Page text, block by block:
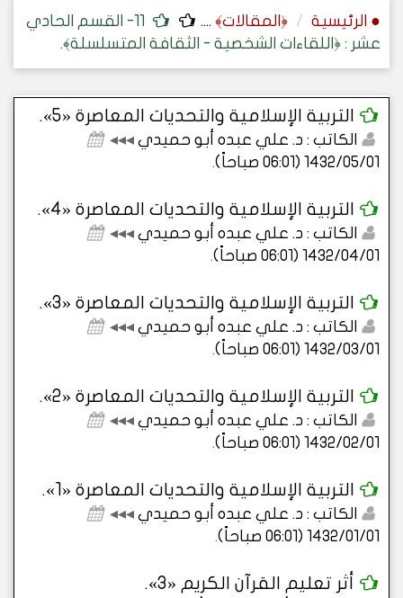
● الرئيسية ﴿المقالات﴾ ....
11- القسم الحادي
عشر : ﴿اللقاءات الشخصية - الثقافة المتسلسلة﴾.
التربية الإسلامية والتحديات المعاصرة «5».
الكاتب : د. علي عبده أبو حميدي ◂◂◂
1432/05/01 (06:01 صباحاً)
.
التربية الإسلامية والتحديات المعاصرة «4».
الكاتب : د. علي عبده أبو حميدي ◂◂◂
1432/04/01 (06:01 صباحاً)
.
التربية الإسلامية والتحديات المعاصرة «3».
الكاتب : د. علي عبده أبو حميدي ◂◂◂
1432/03/01 (06:01 صباحاً)
.
التربية الإسلامية والتحديات المعاصرة «2».
الكاتب : د. علي عبده أبو حميدي ◂◂◂
1432/02/01 (06:01 صباحاً)
.
التربية الإسلامية والتحديات المعاصرة «1».
الكاتب : د. علي عبده أبو حميدي ◂◂◂
1432/01/01 (06:01 صباحاً)
.
أثر تعليم القرآن الكريم «3».